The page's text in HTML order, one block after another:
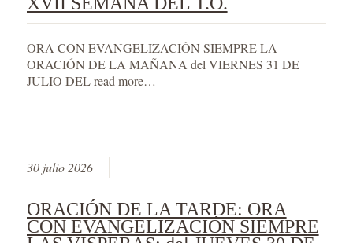
ORA CON EVANGELIZACIÓN SIEMPRE LA
ORACIÓN DE LA MAÑANA del VIERNES 31 DE
JULIO DELread more…
30 julio 2026
ORACIÓN DE LA TARDE: ORA
CON EVANGELIZACIÓN SIEMPRE